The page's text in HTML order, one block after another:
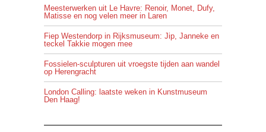
Meesterwerken uit Le Havre: Renoir, Monet, Dufy,
Matisse en nog velen meer in Laren
Fiep Westendorp in Rijksmuseum: Jip, Janneke en
teckel Takkie mogen mee
Fossielen-sculpturen uit vroegste tijden aan wandel
op Herengracht
London Calling: laatste weken in Kunstmuseum
Den Haag!